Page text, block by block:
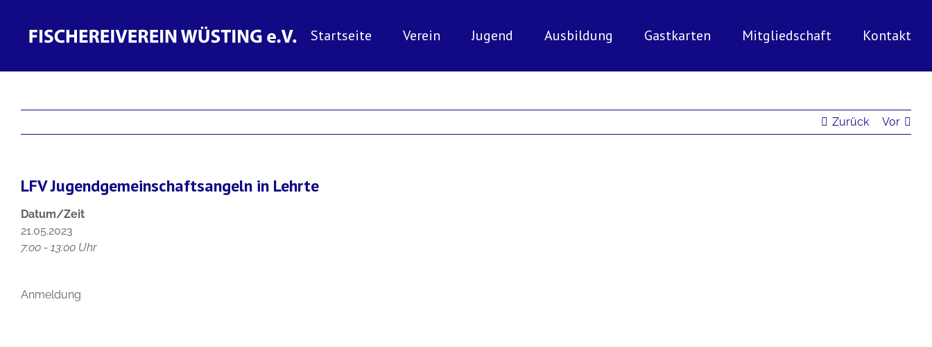
springen
Startseite Verein Jugend Ausbildung Gastkarten Mitgliedschaft Kontakt
Zurück Vor
LFV Jugendgemeinschaftsangeln in Lehrte
Datum/Zeit
21.05.2023
7:00 - 13:00 Uhr
Anmeldung